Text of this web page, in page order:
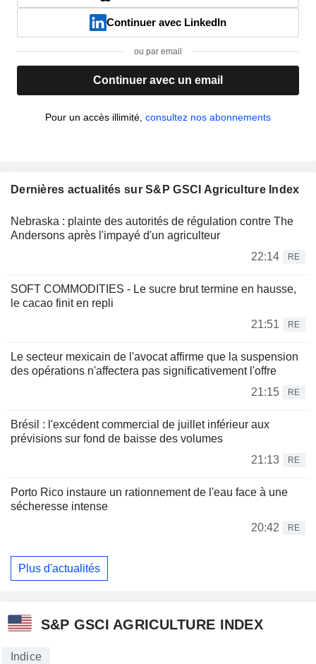
Continuer avec LinkedIn
ou par email
Continuer avec un email
Pour un accès illimité, consultez nos abonnements
Dernières actualités sur S&P GSCI Agriculture Index
Nebraska : plainte des autorités de régulation contre The
Andersons après l'impayé d'un agriculteur
22:14
RE
SOFT COMMODITIES - Le sucre brut termine en hausse,
le cacao finit en repli
21:51
RE
Le secteur mexicain de l'avocat affirme que la suspension
des opérations n'affectera pas significativement l'offre
21:15
RE
Brésil : l'excédent commercial de juillet inférieur aux
prévisions sur fond de baisse des volumes
21:13
RE
Porto Rico instaure un rationnement de l'eau face à une
sécheresse intense
20:42
RE
Plus d'actualités
S&P GSCI AGRICULTURE INDEX
Indice